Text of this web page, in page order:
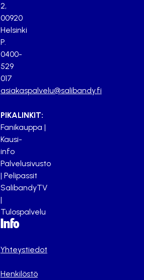
2,
00920
Helsinki
P.
0400-
529
017
asiakaspalvelu@salibandy.fi
PIKALINKIT:
Fanikauppa |
Kausi-
info
Palvelusivusto
| Pelipassit
SalibandyTV
|
Tulospalvelu
Info
Yhteystiedot
Henkilöstö